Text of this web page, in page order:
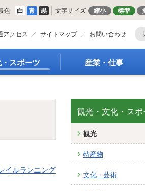
色 白 青 黒 文字サイズ 縮小 標準
アクセス サイトマップ お問い合わせ
スポーツ 産業・仕事
商工業振興
届出・証明・法令・規
制
企業の税金
入札・契約
指定管理者制度
イルランニング
観光・文化・スポ
観光
特産物
文化・芸術